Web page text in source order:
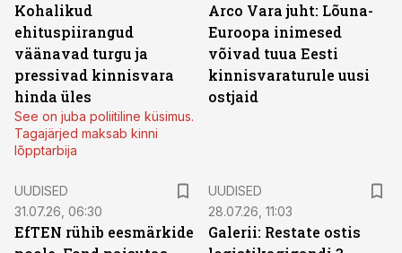
Kohalikud
ehituspiirangud
väänavad turgu ja
pressivad kinnisvara
hinda üles
See on juba poliitiline küsimus.
Tagajärjed maksab kinni
lõpptarbija
Arco Vara juht: Lõuna-
Euroopa inimesed
võivad tuua Eesti
kinnisvaraturule uusi
ostjaid
UUDISED
31.07.26, 06:30
EfTEN rühib eesmärkide
UUDISED
28.07.26, 11:03
Galerii: Restate ostis